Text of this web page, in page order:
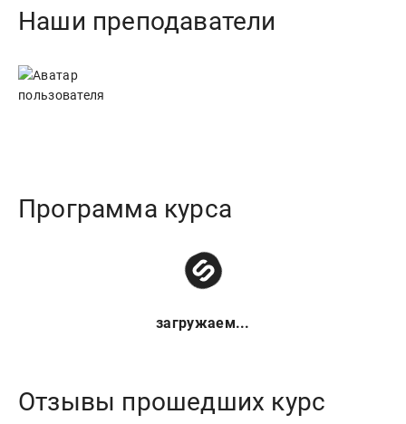
Наши преподаватели
Программа курса
загружаем...
Отзывы прошедших курс